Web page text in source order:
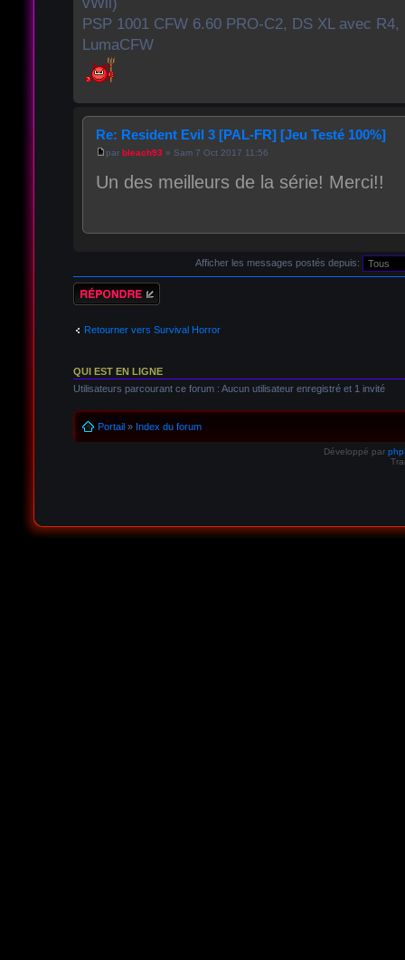
PSP 1001 CFW 6.60 PRO-C2, DS XL avec
LumaCFW
Re: Resident Evil 3 [PAL-FR] [Jeu Testé 100%]
par bleach93 » Sam 7 Oct 2017 11:56
Un des meilleurs de la série! Merci!!
Afficher les messages postés depuis:
Répondre
Retourner vers Survival Horror
QUI EST EN LIGNE
Utilisateurs parcourant ce forum : Aucun utilisateur enregistré et 1 invité
Portail» Index du forum
Développé par